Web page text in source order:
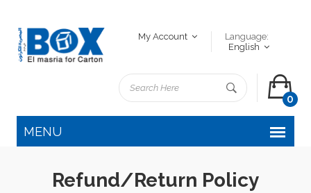
My Account
Language:
English
0
Refund/Return Policy